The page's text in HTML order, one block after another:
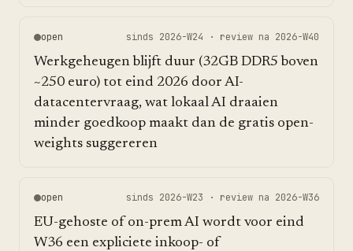
open sinds 2026-W24 · review na 2026-W40
Werkgeheugen blijft duur (32GB DDR5 boven
~250 euro) tot eind 2026 door AI-
datacentervraag, wat lokaal AI draaien
minder goedkoop maakt dan de gratis open-
weights suggereren
open sinds 2026-W23 · review na 2026-W36
EU-gehoste of on-prem AI wordt voor eind
W36 een expliciete inkoop- of